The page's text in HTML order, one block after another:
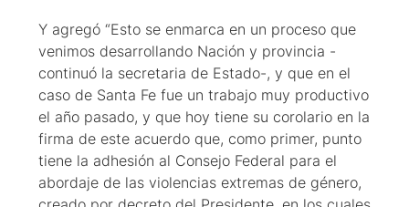
Y agregó “Esto se enmarca en un proceso que
venimos desarrollando Nación y provincia -
continuó la secretaria de Estado-, y que en el
caso de Santa Fe fue un trabajo muy productivo
el año pasado, y que hoy tiene su corolario en la
firma de este acuerdo que, como primer, punto
tiene la adhesión al Consejo Federal para el
abordaje de las violencias extremas de género,